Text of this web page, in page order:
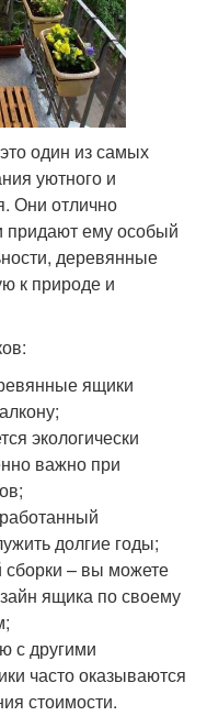
один из самых
уютного и
Они отлично
придают ему особый
деревянные
к природе и
ящики
экологически
важно при
долгие годы;
сборки – вы можете
ящика по своему
с другими
часто оказываются
стоимости.